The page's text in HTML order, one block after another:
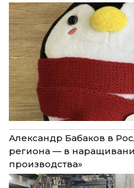
Александр Бабаков в
региона — в
производства»